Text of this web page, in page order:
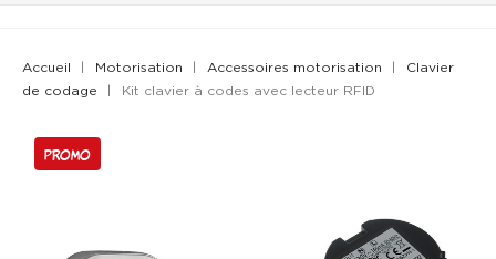
Accueil Motorisation Accessoires motorisation
Clavier
de codage
Kit clavier à codes avec lecteur RFID
PROMO